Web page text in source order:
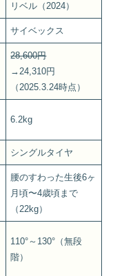
リベル（2024）
サイベックス
28,600円
→24,310円
（2025.3.24時点）
6.2kg
シングルタイヤ
腰のすわった生後6ヶ
月頃〜4歳頃まで
（22kg）
110°～130°（無段
階）